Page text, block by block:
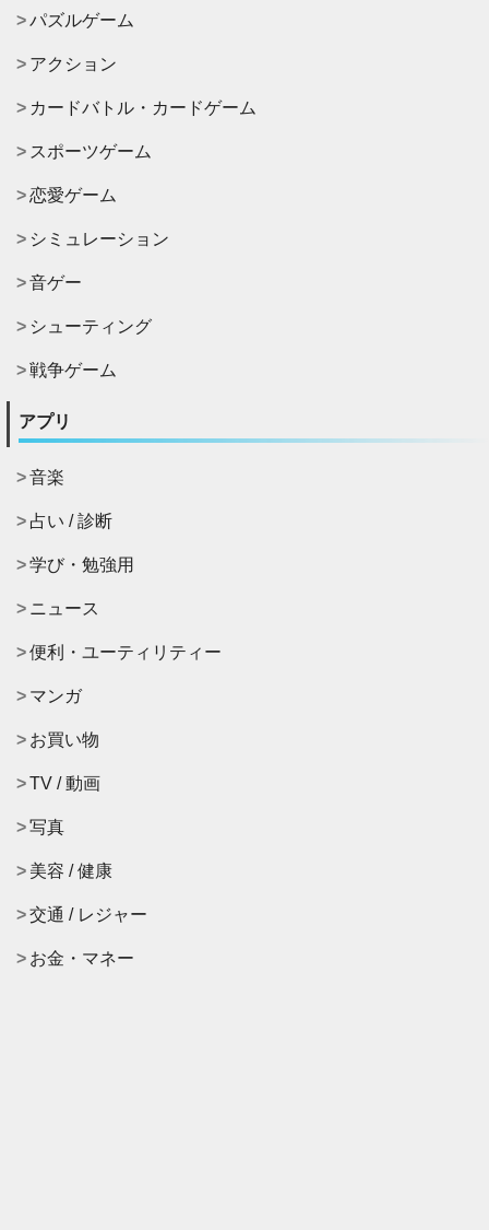
パズルゲーム
アクション
カードバトル・カードゲーム
スポーツゲーム
恋愛ゲーム
シミュレーション
音ゲー
シューティング
戦争ゲーム
アプリ
音楽
占い / 診断
学び・勉強用
ニュース
便利・ユーティリティー
マンガ
お買い物
TV / 動画
写真
美容 / 健康
交通 / レジャー
お金・マネー